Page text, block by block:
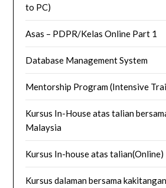
to PC)
Asas – PDPR/Kelas Online Part 1
Database Management System
Mentorship Program (Intensive
Kursus In-House atas talian
Malaysia
Kursus In-house atas talian(Online)
Kursus dalaman bersama